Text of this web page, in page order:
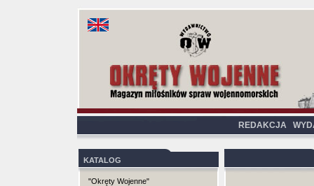
REDAKCJA
KATALOG
"Okręty Wojenne"